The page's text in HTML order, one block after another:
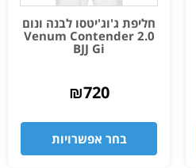
חליפת ג'וג'יטסו לבנה ונום
Venum Contender 2.0
BJJ Gi
₪720
בחר אפשרויות